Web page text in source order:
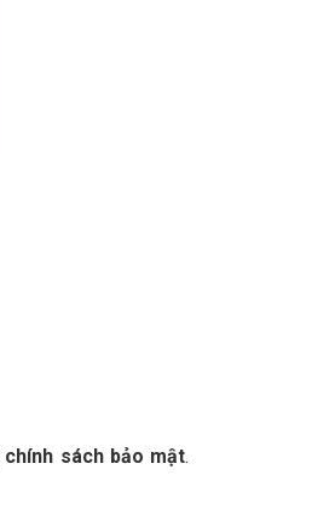
chính sách bảo mật.